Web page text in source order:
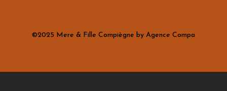
©2025 Mere & Fille Compiègne by Agence Compa